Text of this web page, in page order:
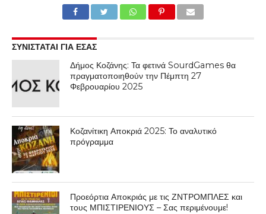
ΣΥΝΙΣΤΑΤΑΙ ΓΙΑ ΕΣΑΣ
Δήμος Κοζάνης: Τα φετινά SourdGames θα
πραγματοποιηθούν την Πέμπτη 27
Φεβρουαρίου 2025
Κοζανίτικη Αποκριά 2025: Το αναλυτικό
πρόγραμμα
Προεόρτια Αποκριάς με τις ΖΝΤΡΟΜΠΛΕΣ και
τους ΜΠΙΣΤΙΡΕΝΙΟΥΣ – Σας περιμένουμε!